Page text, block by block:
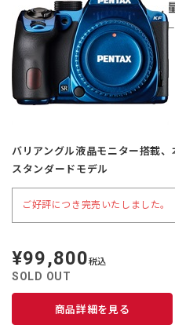
ー 数
商品コ
バリアングル液晶モニター搭載
スタンダードモデル
ご好評につき完売いたしました。
定
価
¥99,800税込
SOLD OUT
商品詳細を見る